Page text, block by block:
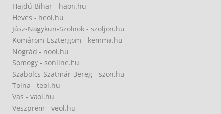
Hajdú-Bihar - haon.hu
Heves - heol.hu
Jász-Nagykun-Szolnok - szoljon.hu
Komárom-Esztergom - kemma.hu
Nógrád - nool.hu
Somogy - sonline.hu
Szabolcs-Szatmár-Bereg - szon.hu
Tolna - teol.hu
Vas - vaol.hu
Veszprém - veol.hu